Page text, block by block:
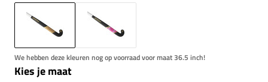
We hebben deze kleuren nog op voorraad voor maat 36.5 inch!
Kies je maat